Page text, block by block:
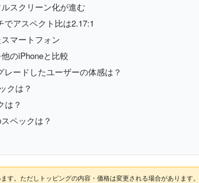
スクリーン化が進む
アスペクト比は2.17:1
マートフォン
のiPhoneと比較
ードしたユーザーの体感は？
クは？
は？
ペックは？
す。ただしトッピングの内容・価格は変更される場合があります